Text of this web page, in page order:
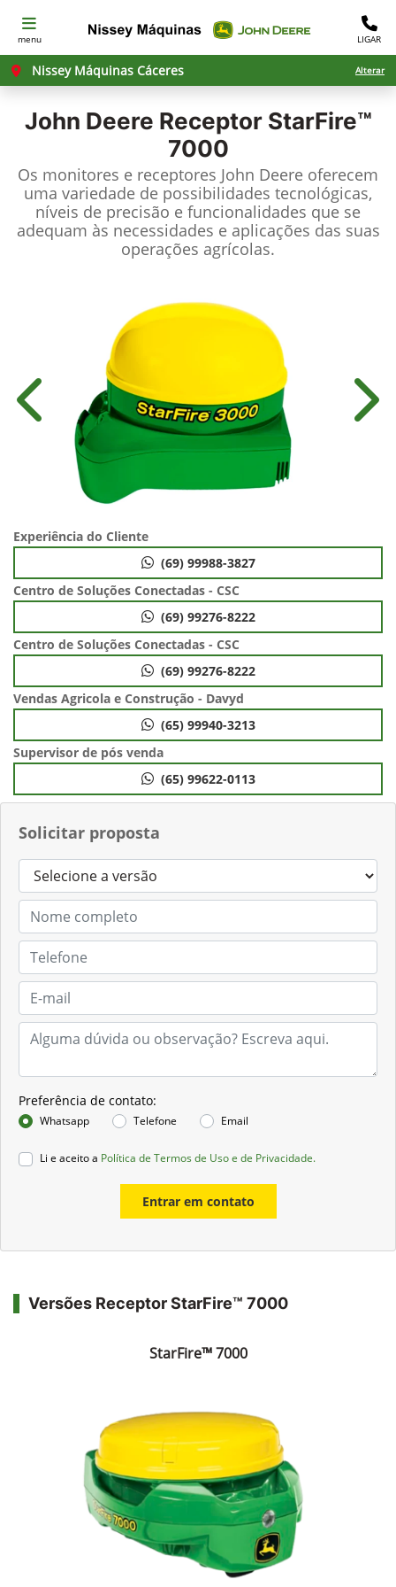
menu LIGAR
Nissey Máquinas Cáceres Alterar
John Deere Receptor StarFire™
7000
Os monitores e receptores John Deere oferecem
uma variedade de possibilidades tecnológicas,
níveis de precisão e funcionalidades que se
adequam às necessidades e aplicações das suas
operações agrícolas.
Solicitar proposta
Preferência de contato:
Whatsapp Telefone Email
Li e aceito a Política de Termos de Uso e de Privacidade.
Entrar em contato
Anterior
Experiência do Cliente
(69) 99988-3827
Centro de Soluções Conectadas - CSC
(69) 99276-8222
Centro de Soluções Conectadas - CSC
(69) 99276-8222
Vendas Agricola e Construção - Davyd
(65) 99940-3213
Supervisor de pós venda
(65) 99622-0113
Versões Receptor StarFire™ 7000
StarFire™ 7000